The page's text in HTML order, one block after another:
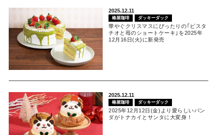
2025.12.11
椿屋珈琲 ダッキーダック
華やぐクリスマスにぴったりの｢ピスタ
チオと苺のショートケーキ｣を2025年
12月16日(火)に新発売
2025.12.11
椿屋珈琲 ダッキーダック
2025年12月12日(金)より愛らしいパン
ダがトナカイとサンタに大変身！